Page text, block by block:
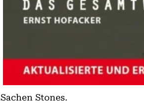
Sachen Stones.